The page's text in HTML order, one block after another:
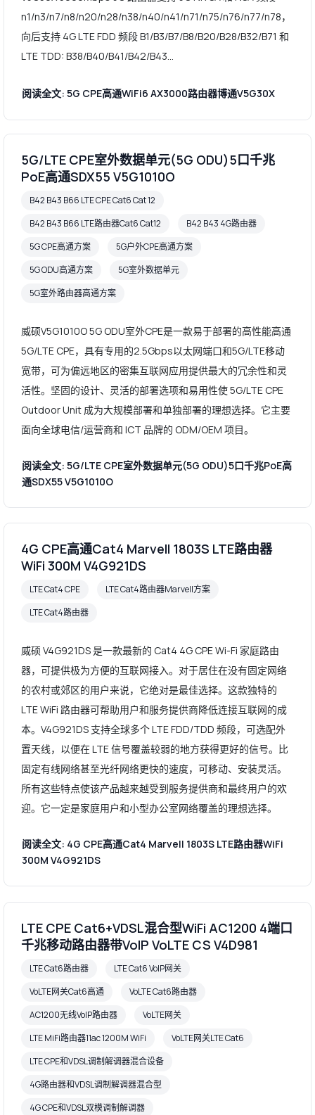
n1/n3/n7/n8/n20/n28/n38/n40/n41/n71/n75/n76/n77/n78，
向后支持 4G LTE FDD 频段 B1/B3/B7/B8/B20/B28/B32/B71 和
LTE TDD: B38/B40/B41/B42/B43...
阅读全文: 5G CPE高通WiFi6 AX3000路由器博通V5G30X
5G/LTE CPE室外数据单元(5G ODU)5口千兆
PoE高通SDX55 V5G1010O
B42 B43 B66 LTE CPE Cat6 Cat 12
B42 B43 B66 LTE路由器Cat6 Cat12
B42 B43 4G路由器
5G CPE高通方案
5G户外CPE高通方案
5G ODU高通方案
5G室外数据单元
5G室外路由器高通方案
威硕V5G1010O 5G ODU室外CPE是一款易于部署的高性能高通
5G/LTE CPE，具有专用的2.5Gbps以太网端口和5G/LTE移动
宽带，可为偏远地区的密集互联网应用提供最大的冗余性和灵
活性。坚固的设计、灵活的部署选项和易用性使 5G/LTE CPE
Outdoor Unit 成为大规模部署和单独部署的理想选择。它主要
面向全球电信/运营商和 ICT 品牌的 ODM/OEM 项目。
阅读全文: 5G/LTE CPE室外数据单元(5G ODU)5口千兆PoE高
通SDX55 V5G1010O
4G CPE高通Cat4 Marvell 1803S LTE路由器
WiFi 300M V4G921DS
LTE Cat4 CPE
LTE Cat4路由器Marvell方案
LTE Cat4路由器
威硕 V4G921DS 是一款最新的 Cat4 4G CPE Wi-Fi 家庭路由
器，可提供极为方便的互联网接入。对于居住在没有固定网络
的农村或郊区的用户来说，它绝对是最佳选择。这款独特的
LTE WiFi 路由器可帮助用户和服务提供商降低连接互联网的成
本。V4G921DS 支持全球多个 LTE FDD/TDD 频段，可选配外
置天线，以便在 LTE 信号覆盖较弱的地方获得更好的信号。比
固定有线网络甚至光纤网络更快的速度，可移动、安装灵活。
所有这些特点使该产品越来越受到服务提供商和最终用户的欢
迎。它一定是家庭用户和小型办公室网络覆盖的理想选择。
阅读全文: 4G CPE高通Cat4 Marvell 1803S LTE路由器WiFi
300M V4G921DS
LTE CPE Cat6+VDSL混合型WiFi AC1200 4端口
千兆移动路由器带VoIP VoLTE CS V4D981
LTE Cat6路由器
LTE Cat6 VoIP网关
VoLTE网关Cat6高通
VoLTE Cat6路由器
AC1200无线VoIP路由器
VoLTE网关
LTE MiFi路由器11ac 1200M WiFi
VoLTE网关LTE Cat6
LTE CPE和VDSL调制解调器混合设备
4G路由器和VDSL调制解调器混合型
4G CPE和VDSL双模调制解调器